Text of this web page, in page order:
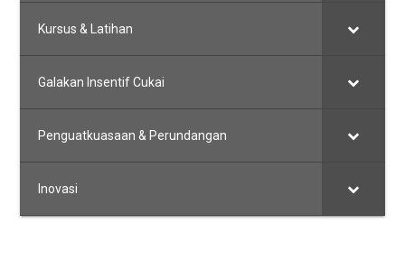
Kursus & Latihan
Galakan Insentif Cukai
Penguatkuasaan & Perundangan
Inovasi